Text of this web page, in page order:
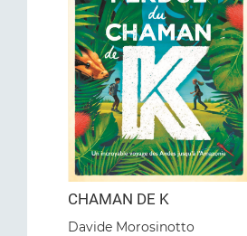
CHAMAN DE K
Davide Morosinotto